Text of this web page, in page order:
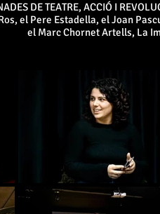
DE TEATRE, ACCIÓ I
, el Pere Estadella, elJoan
el Marc Chornet Artells, La